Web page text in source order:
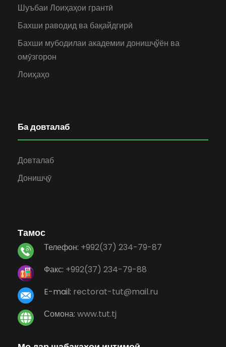
Шуъбаи Лоиҳаҳои грантӣ
Бахши раводид ва бақайдгирӣ
Бахши мубодилаи академии донишҷўён ва
омӯзгорон
Лоиҳаҳо
Ба довталаб
Довталаб
Донишҷӯ
Тамос
Телефон: +992(37) 234-79-87
Факс: +992(37) 234-79-88
E-mail: rectorat-tut@mail.ru
Сомона: www.tut.tj